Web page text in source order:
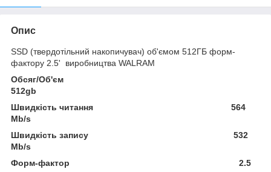
Опис
SSD (твердотільний накопичувач) об'ємом 512ГБ форм-
фактору 2.5' виробництва WALRAM
Обсяг/Об'єм
512gb
Швидкість читання 564
Mb/s
Швидкість запису 532
Mb/s
Форм-фактор 2.5